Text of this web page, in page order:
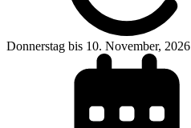
Donnerstag bis 10. November, 2026